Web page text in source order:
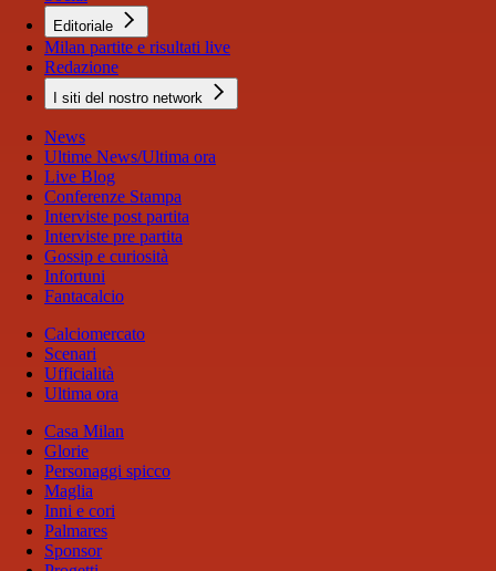
Editoriale
Milan partite e risultati live
Redazione
I siti del nostro network
News
Ultime News/Ultima ora
Live Blog
Conferenze Stampa
Interviste post partita
Interviste pre partita
Gossip e curiosità
Infortuni
Fantacalcio
Calciomercato
Scenari
Ufficialità
Ultima ora
Casa Milan
Glorie
Personaggi spicco
Maglia
Inni e cori
Palmares
Sponsor